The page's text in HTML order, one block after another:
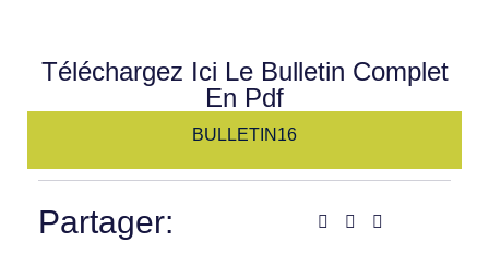
Téléchargez Ici Le Bulletin Complet
En Pdf
BULLETIN16
Partager: